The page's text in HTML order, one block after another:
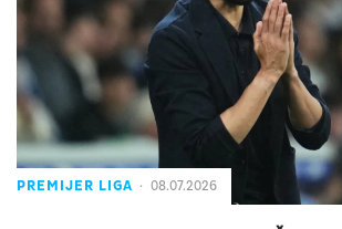
PREMIJER LIGA 08.07.2026